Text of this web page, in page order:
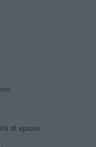
di spazio